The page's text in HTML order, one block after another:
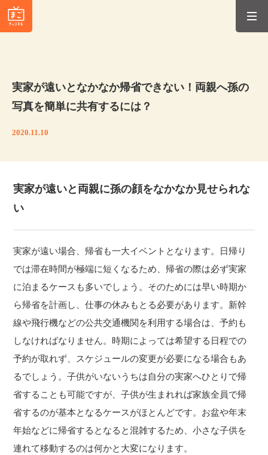
実家が遠いとなかなか帰省できない！両親へ孫の
写真を簡単に共有するには？
2020.11.10
実家が遠いと両親に孫の顔をなかなか見せられな
い
実家が遠い場合、帰省も一大イベントとなります。日帰り
では滞在時間が極端に短くなるため、帰省の際は必ず実家
に泊まるケースも多いでしょう。そのためには早い時期か
ら帰省を計画し、仕事の休みもとる必要があります。新幹
線や飛行機などの公共交通機関を利用する場合は、予約も
しなければなりません。時期によっては希望する日程での
予約が取れず、スケジュールの変更が必要になる場合もあ
るでしょう。子供がいないうちは自分の実家へひとりで帰
省することも可能ですが、子供が生まれれば家族全員で帰
省するのが基本となるケースがほとんどです。お盆や年末
年始などに帰省するとなると混雑するため、小さな子供を
連れて移動するのは何かと大変になります。